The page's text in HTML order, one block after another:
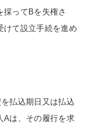
採ってBを失権さ
けて設立手続を進め
払込期日又は払込
Aは、その履行を求